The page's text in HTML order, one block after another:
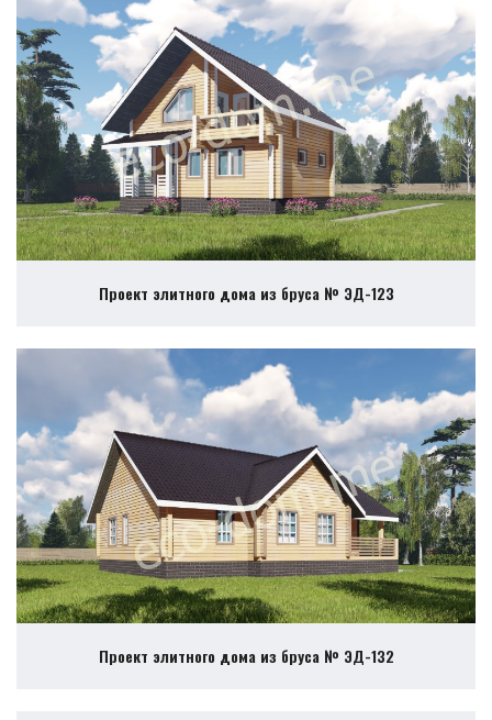
Проект элитного дома из бруса № ЭД-123
Проект элитного дома из бруса № ЭД-132